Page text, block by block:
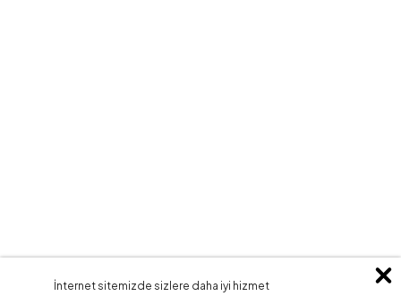
İnternet sitemizde sizlere daha iyi hizmet